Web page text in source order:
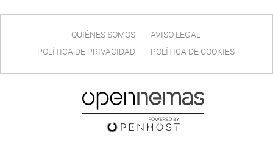
QUIÉNES SOMOS
AVISO LEGAL
POLÍTICA DE PRIVACIDAD
POLÍTICA DE COOKIES